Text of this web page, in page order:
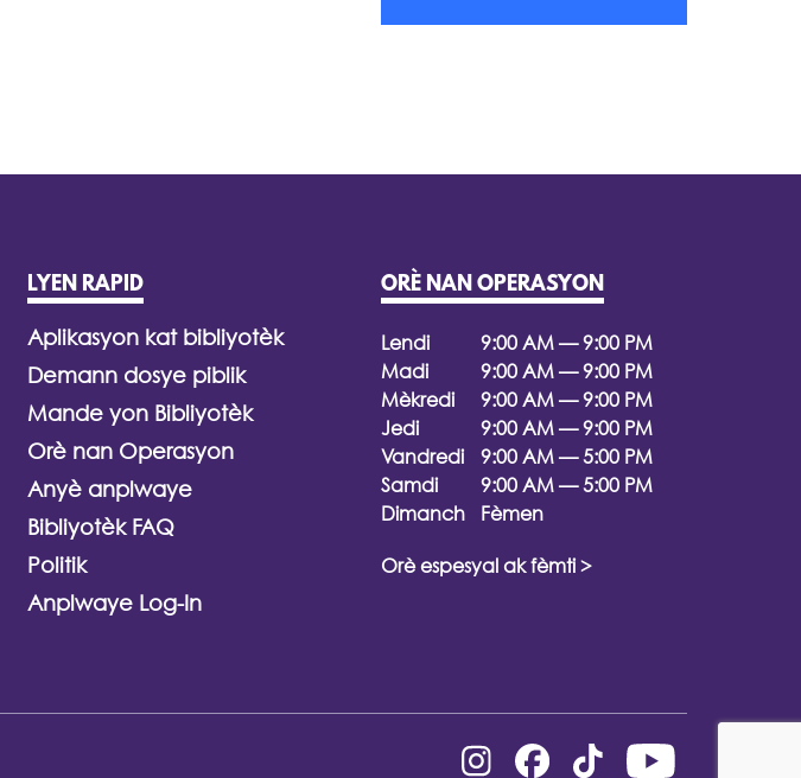
LYEN RAPID
Aplikasyon kat bibliyotèk
Demann dosye piblik
Mande yon Bibliyotèk
Orè nan Operasyon
Anyè anplwaye
Bibliyotèk FAQ
Politik
Anplwaye Log-In
ORÈ NAN OPERASYON
Lendi
9:00 AM — 9:00 PM
Madi
9:00 AM — 9:00 PM
Mèkredi
9:00 AM — 9:00 PM
Jedi
9:00 AM — 9:00 PM
Vandredi
9:00 AM — 5:00 PM
Samdi
9:00 AM — 5:00 PM
Dimanch
Fèmen
Orè espesyal ak fèmti >